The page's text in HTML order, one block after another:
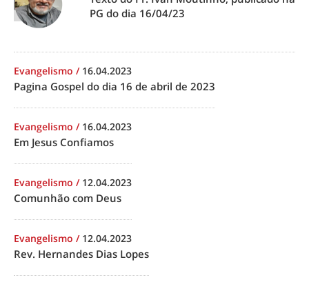
PG do dia 16/04/23
Evangelismo / 16.04.2023
Pagina Gospel do dia 16 de abril de 2023
Evangelismo / 16.04.2023
Em Jesus Confiamos
Evangelismo / 12.04.2023
Comunhão com Deus
Evangelismo / 12.04.2023
Rev. Hernandes Dias Lopes